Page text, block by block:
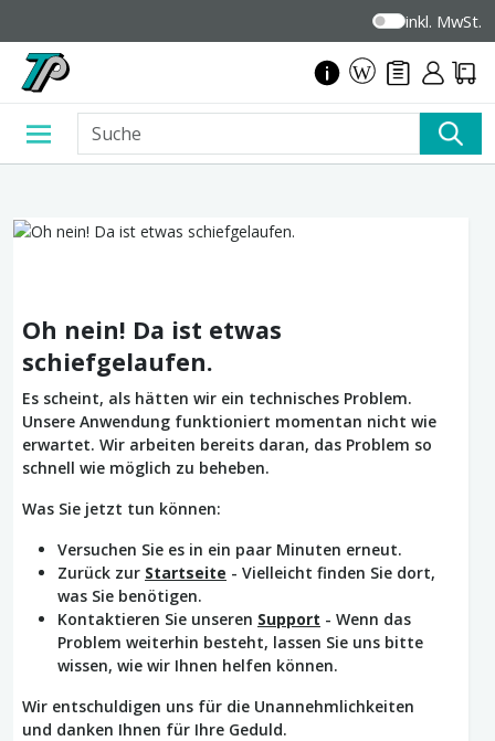
inkl. MwSt.
Oh nein! Da ist etwas
schiefgelaufen.
Es scheint, als hätten wir ein technisches Problem.
Unsere Anwendung funktioniert momentan nicht wie
erwartet. Wir arbeiten bereits daran, das Problem so
schnell wie möglich zu beheben.
Was Sie jetzt tun können:
Versuchen Sie es in ein paar Minuten erneut.
Zurück zur Startseite - Vielleicht finden Sie dort,
was Sie benötigen.
Kontaktieren Sie unseren Support - Wenn das
Problem weiterhin besteht, lassen Sie uns bitte
wissen, wie wir Ihnen helfen können.
Wir entschuldigen uns für die Unannehmlichkeiten
und danken Ihnen für Ihre Geduld.